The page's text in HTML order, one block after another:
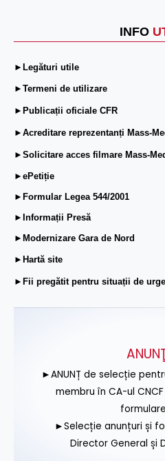
INFO
►Legături utile
►Termeni de utilizare
►Publicații oficiale CFR
►Acreditare reprezentanți Mass-
►Solicitare acces filmare Mass-
►ePetiție
►Formular Legea 544/2001
►Informații Presă
►Modernizare Gara de Nord
►Hartă site
►Fii pregătit pentru situații de
►ANUNȚ de selecție
membru în CA-ul CNCF
formulare
►Selecție anunțuri și
Director General și